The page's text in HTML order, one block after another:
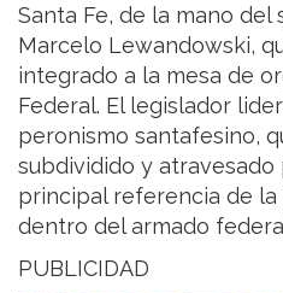
Santa Fe, de la mano del
Marcelo Lewandowski,
integrado a la mesa de
Federal. El legislador
peronismo santafesino,
subdividido y atravesado
principal referencia de
dentro del armado
PUBLICIDAD